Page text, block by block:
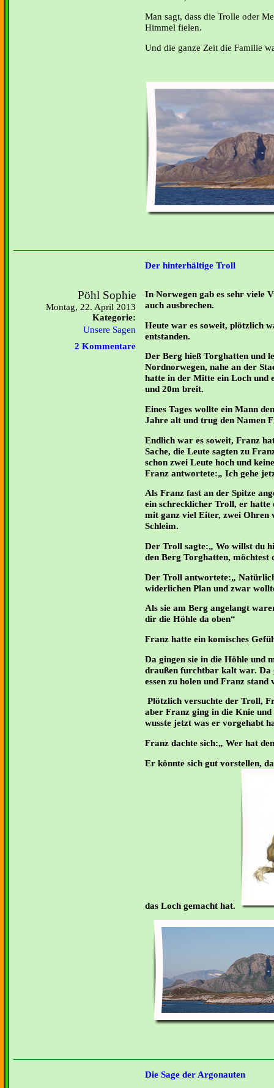
Man sagt, dass die Trolle oder
Himmel fielen.
Und die ganze Zeit die Familie
Der hinterhältige Troll
Pöhl Sophie
Montag, 22. April 2013
Kategorie:
Unsere Sagen
2 Kommentare
In Norwegen gab es sehr viele
auch ausbrechen.
Heute war es soweit, plötzlich
entstanden.
Der Berg hieß Torghatten und
Nordnorwegen, nahe an der
hatte in der Mitte ein Loch und
und 20m breit.
Eines Tages wollte ein Mann
Jahre alt und trug den Namen
Endlich war es soweit, Franz
Sache, die Leute sagten zu
schon zwei Leute hoch und
Franz antwortete:„ Ich gehe
Als Franz fast an der Spitze
ein schrecklicher Troll, er hatte
mit ganz viel Eiter, zwei Ohren
Schleim.
Der Troll sagte:„ Wo willst du
den Berg Torghatten, möchtest
Der Troll antwortete:„
widerlichen Plan und zwar
Als sie am Berg angelangt
dir die Höhle da oben“
Franz hatte ein komisches
Da gingen sie in die Höhle und
draußen furchtbar kalt war. Da
essen zu holen und Franz stand
Plötzlich versuchte der Troll,
aber Franz ging in die Knie
wusste jetzt was er vorgehabt
Franz dachte sich:„ Wer hat
Er könnte sich gut vorstellen,
das Loch gemacht hat.
Die Sage der Argonauten